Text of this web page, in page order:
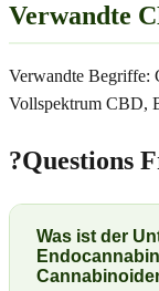
Verwandte
Verwandte Begriffe:
Vollspektrum CBD,
?Questions
Was ist der